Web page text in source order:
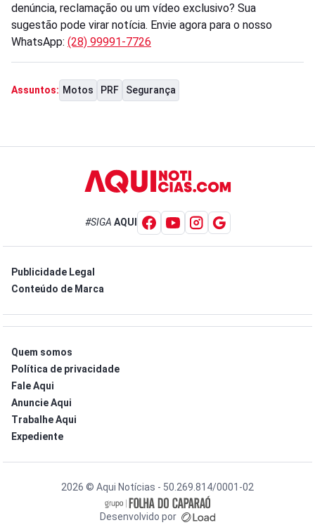
denúncia, reclamação ou um vídeo exclusivo? Sua
sugestão pode virar notícia. Envie agora para o nosso
WhatsApp: (28) 99991-7726
Assuntos: Motos PRF Segurança
#SIGA AQUI
Publicidade Legal
Conteúdo de Marca
Quem somos
Política de privacidade
Fale Aqui
Anuncie Aqui
Trabalhe Aqui
Expediente
2026 © Aqui Notícias - 50.269.814/0001-02
Desenvolvido por